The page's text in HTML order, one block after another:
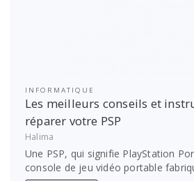
INFORMATIQUE
Les meilleurs conseils et
réparer votre PSP
Halima
Une PSP, qui signifie PlayStation
console de jeu vidéo portable